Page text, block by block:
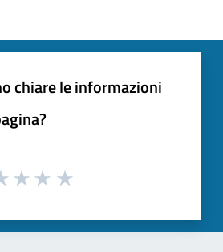
chiare le informazioni